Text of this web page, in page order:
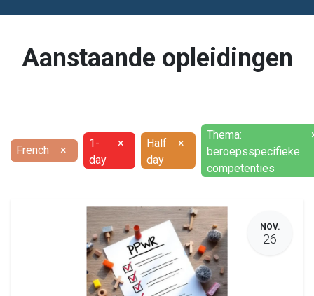
Aanstaande opleidingen
French ×
1-
day
×
Half
day
×
Thema:
beroepsspecifieke
competenties
NOV.
26